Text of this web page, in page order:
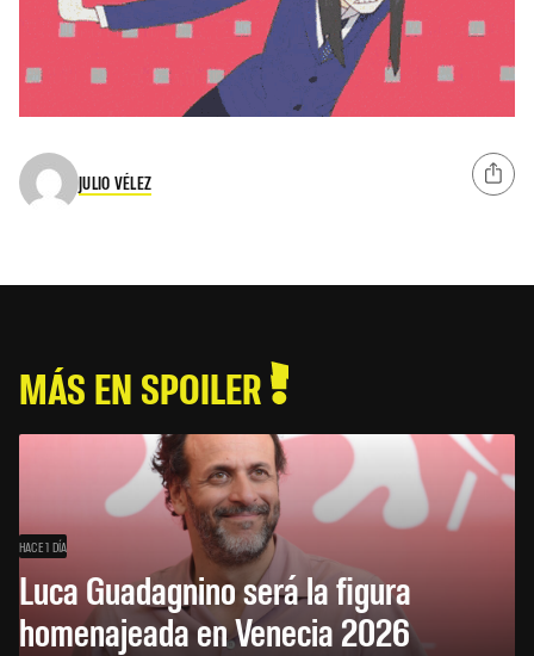
JULIO VÉLEZ
MÁS EN SPOILER
HACE 1 DÍA
Luca Guadagnino será la figura
homenajeada en Venecia 2026